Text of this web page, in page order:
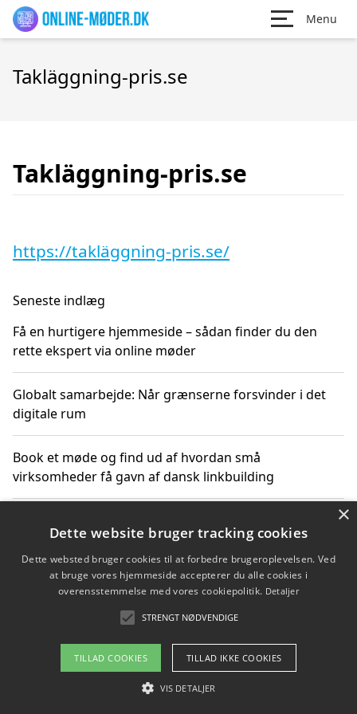
Menu
Takläggning-pris.se
Takläggning-pris.se
https://takläggning-pris.se/
Seneste indlæg
Få en hurtigere hjemmeside – sådan finder du den
rette ekspert via online møder
Globalt samarbejde: Når grænserne forsvinder i det
digitale rum
Book et møde og find ud af hvordan små
virksomheder få gavn af dansk linkbuilding
får du indgår et samarbejde
Hold et møde med en WordPress ekspert og vælg den
mest professionelle til at vedligeholde din løsning
Copyright 2026 - Pilanto Aps
Om / kontakt
×
Dette website bruger tracking cookies
Dette websted bruger cookies til at forbedre brugeroplevelsen. Ved
at bruge vores hjemmeside accepterer du alle cookies i
overensstemmelse med vores cookiepolitik. Detaljer
STRENGT NØDVENDIGE
TILLAD COOKIES TILLAD IKKE COOKIES
VIS DETALJER